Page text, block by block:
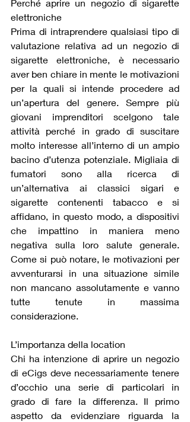
Perché aprire un negozio di sigarette
elettroniche
Prima di intraprendere qualsiasi tipo di
valutazione relativa ad un negozio di
sigarette elettroniche, è necessario
aver ben chiare in mente le motivazioni
per la quali si intende procedere ad
un’apertura del genere. Sempre più
giovani imprenditori scelgono tale
attività perché in grado di suscitare
molto interesse all’interno di un ampio
bacino d’utenza potenziale. Migliaia di
fumatori sono alla ricerca di
un’alternativa ai classici sigari e
sigarette contenenti tabacco e si
affidano, in questo modo, a dispositivi
che impattino in maniera meno
negativa sulla loro salute generale.
Come si può notare, le motivazioni per
avventurarsi in una situazione simile
non mancano assolutamente e vanno
tutte tenute in massima
considerazione.
L’importanza della location
Chi ha intenzione di aprire un negozio
di eCigs deve necessariamente tenere
d’occhio una serie di particolari in
grado di fare la differenza. Il primo
aspetto da evidenziare riguarda la